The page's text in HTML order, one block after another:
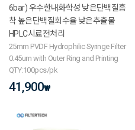
6bar) 우수한내화학성 낮은단백질흡
착 높은단백질회수율 낮은추출물
HPLC시료전처리
25mm PVDF Hydrophilic Syringe Filter
0.45um with Outer Ring and Printing
QTY:100pcs/pk
41,900₩